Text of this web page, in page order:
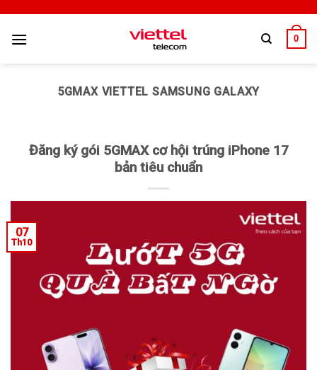
0
5GMAX VIETTEL SAMSUNG GALAXY
Đăng ký gói 5GMAX cơ hội trúng iPhone 17
bản tiêu chuẩn
07
Th10